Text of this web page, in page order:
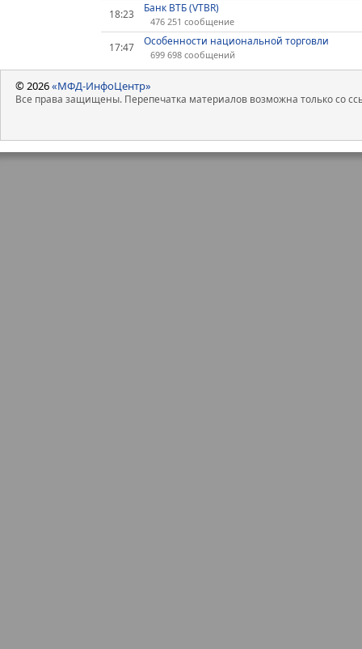
18:23 Банк ВТБ (VTBR)
476 251 сообщение
17:47 Особенности национальной торговли
699 698 сообщений
© 2026«МФД-ИнфоЦентр»
Все права защищены. Перепечатка материалов возможна только со